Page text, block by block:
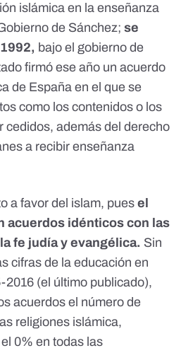
islámica en la enseñanza
de Sánchez; se
bajo el gobierno de
firmó ese año un acuerdo
de España en el que se
como los contenidos o los
cedidos, además del derecho
a recibir enseñanza
a favor del islam, pues el
acuerdos idénticos con las
fe judíay evangélica. Sin
cifras de la educación en
2016 (el último publicado),
acuerdos el número de
religiones islámica,
0% en todas las